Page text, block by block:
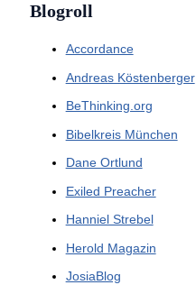
Blogroll
Accordance
Andreas Köstenberger
BeThinking.org
Bibelkreis München
Dane Ortlund
Exiled Preacher
Hanniel Strebel
Herold Magazin
JosiaBlog